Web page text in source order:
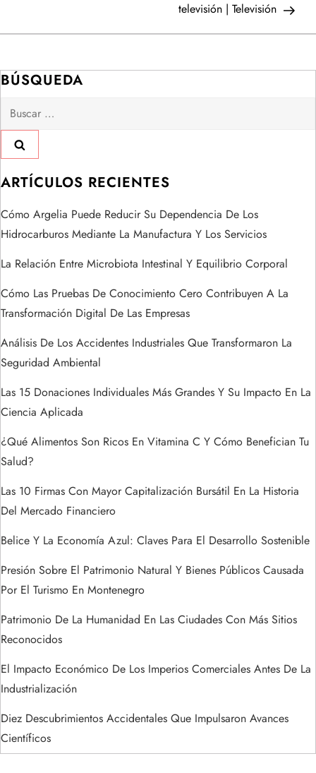
e
g
a
c
i
n
d
e
e
n
t
r
a
d
a
s
televisión | Televisión
BÚSQUEDA
Buscar:
ARTÍCULOS RECIENTES
Cómo Argelia Puede Reducir Su Dependencia De Los
Hidrocarburos Mediante La Manufactura Y Los Servicios
La Relación Entre Microbiota Intestinal Y Equilibrio Corporal
Cómo Las Pruebas De Conocimiento Cero Contribuyen A La
Transformación Digital De Las Empresas
Análisis De Los Accidentes Industriales Que Transformaron La
Seguridad Ambiental
Las 15 Donaciones Individuales Más Grandes Y Su Impacto En La
Ciencia Aplicada
¿Qué Alimentos Son Ricos En Vitamina C Y Cómo Benefician Tu
Salud?
Las 10 Firmas Con Mayor Capitalización Bursátil En La Historia
Del Mercado Financiero
Belice Y La Economía Azul: Claves Para El Desarrollo Sostenible
Presión Sobre El Patrimonio Natural Y Bienes Públicos Causada
Por El Turismo En Montenegro
Patrimonio De La Humanidad En Las Ciudades Con Más Sitios
Reconocidos
El Impacto Económico De Los Imperios Comerciales Antes De La
Industrialización
Diez Descubrimientos Accidentales Que Impulsaron Avances
Científicos